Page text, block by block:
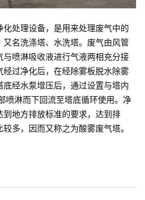
处理设备，是用来处理废气中的
名洗涤塔、水洗塔。废气由风管
喷淋吸收液进行气液两相充分接
过净化后，在经除雾板脱水除雾
经水泵增压后，通过设置与塔内
喷淋而下回流至塔底循环使用。净
地方排放标准的要求，达到排
多，因而又称之为酸雾废气塔。